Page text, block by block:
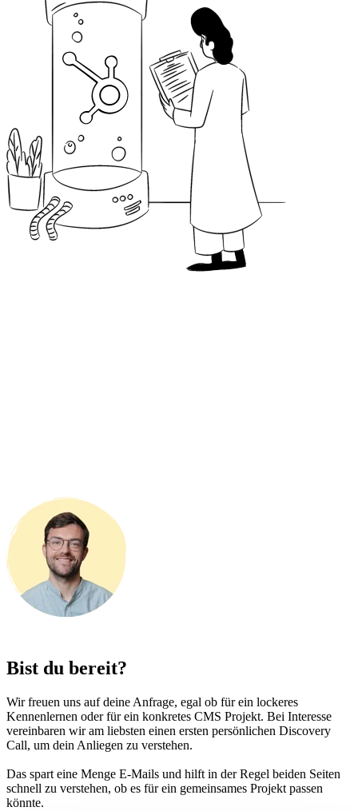
Bist du bereit?
Wir freuen uns auf deine Anfrage, egal ob für ein lockeres
Kennenlernen oder für ein konkretes CMS Projekt. Bei Interesse
vereinbaren wir am liebsten einen ersten persönlichen Discovery
Call, um dein Anliegen zu verstehen.
Das spart eine Menge E-Mails und hilft in der Regel beiden Seiten
schnell zu verstehen, ob es für ein gemeinsames Projekt passen
könnte.